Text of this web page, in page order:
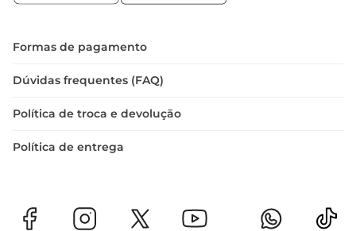
Formas de pagamento
Dúvidas frequentes (FAQ)
Política de troca e devolução
Política de entrega